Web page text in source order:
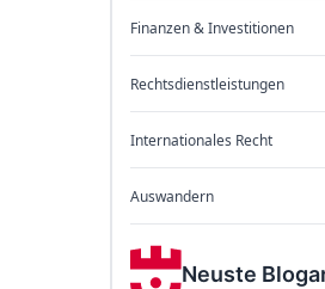
Finanzen & Investitionen
Rechtsdienstleistungen
Internationales Recht
Auswandern
Neuste